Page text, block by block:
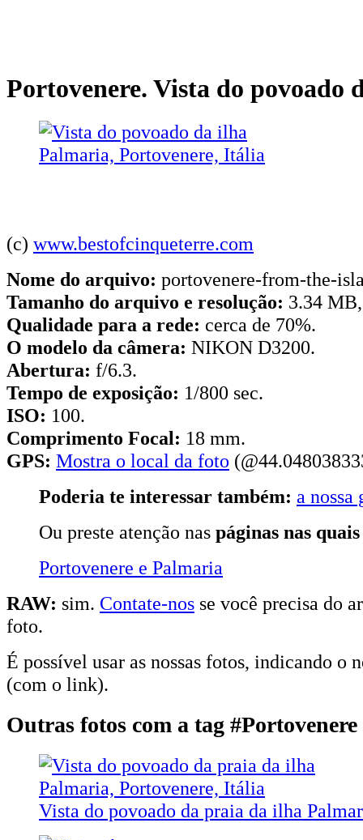
Portovenere. Vista do povoado
(c) www.bestofcinqueterre.com
Nome do arquivo: portovenere-from-the-
Tamanho do arquivo e resolução: 3.34
Qualidade para a rede: cerca de 70%.
O modelo da câmera: NIKON D3200.
Abertura: f/6.3.
Tempo de exposição: 1/800 sec.
ISO: 100.
Comprimento Focal: 18 mm.
GPS: Mostra o local da foto
Poderia te interessar também: a nossa
Ou preste atenção nas páginas nas
Portovenere e Palmaria
RAW: sim. Contate-nos se você precisa do
foto.
É possível usar as nossas fotos, indicando o
(com o link).
Outras fotos com a tag #Portovenere
Vista do povoado da praia da ilha